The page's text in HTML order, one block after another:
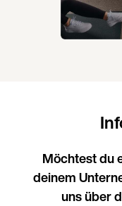
Möchtest du
deinem
uns über